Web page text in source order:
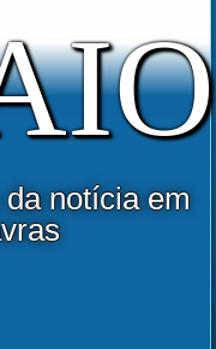
notícia em